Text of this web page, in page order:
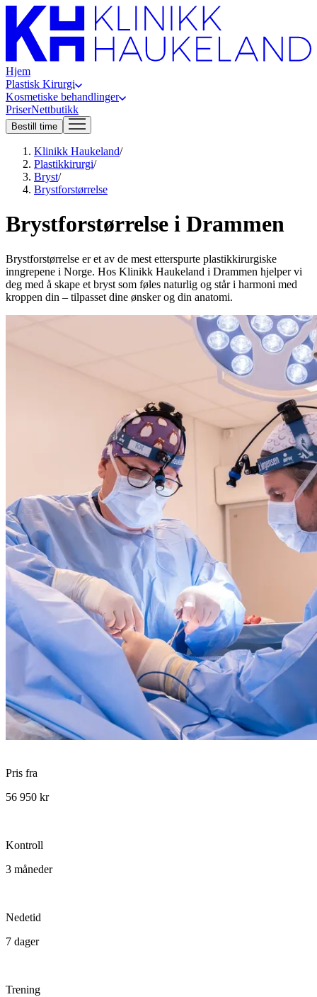
Hjem
Plastisk Kirurgi
Kosmetiske behandlinger
PriserNettbutikk
Bestill time
Klinikk Haukeland/
Plastikkirurgi/
Bryst/
Brystforstørrelse
Brystforstørrelse i Drammen
Brystforstørrelse er et av de mest etterspurte plastikkirurgiske
inngrepene i Norge. Hos Klinikk Haukeland i Drammen hjelper vi
deg med å skape et bryst som føles naturlig og står i harmoni med
kroppen din – tilpasset dine ønsker og din anatomi.
Pris fra
56 950 kr
Kontroll
3 måneder
Nedetid
7 dager
Trening